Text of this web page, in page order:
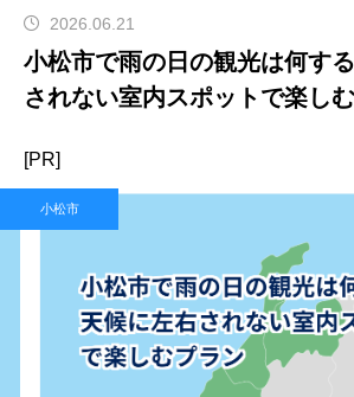
2026.06.21
小松市で雨の日の観光は何す
されない室内スポットで楽し
[PR]
小松市